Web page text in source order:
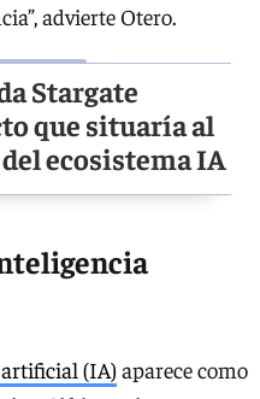
advierte Otero.
Stargate
que situaría al
ecosistema IA
(IA) aparece como